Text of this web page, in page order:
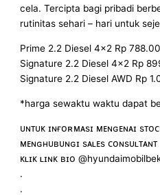
cela. Tercipta bagi pribadi
rutinitas sehari – hari untuk
Prime 2.2 Diesel 4×2 Rp
Signature 2.2 Diesel 4×2 Rp
Signature 2.2 Diesel AWD Rp
*harga sewaktu waktu dapat
ᴜɴᴛᴜᴋ ɪɴғᴏʀᴍᴀsɪ ᴍᴇɴɢᴇɴᴀɪ
ᴍᴇɴɢʜᴜʙᴜɴɢɪ sᴀʟᴇs ᴄᴏɴsᴜʟᴛᴀɴᴛ
ᴋʟɪᴋ ʟɪɴᴋ ʙɪᴏ
.
.